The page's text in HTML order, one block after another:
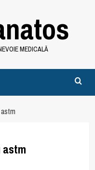
MEDICALĂ
astm